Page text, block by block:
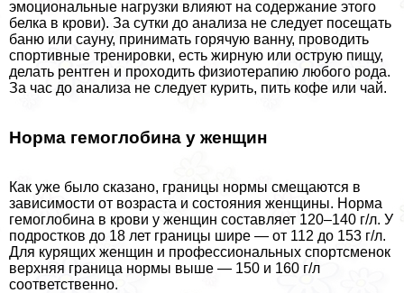
эмоциональные нагрузки влияют на содержание этого
белка в крови). За сутки до анализа не следует посещать
баню или сауну, принимать горячую ванну, проводить
спортивные тренировки, есть жирную или острую пищу,
делать рентген и проходить физиотерапию любого рода.
За час до анализа не следует курить, пить кофе или чай.
Норма гемоглобина у женщин
Как уже было сказано, границы нормы смещаются в
зависимости от возраста и состояния женщины. Норма
гемоглобина в крови у женщин составляет 120–140 г/л. У
подростков до 18 лет границы шире — от 112 до 153 г/л.
Для курящих женщин и профессиональных спортсменок
верхняя граница нормы выше — 150 и 160 г/л
соответственно.